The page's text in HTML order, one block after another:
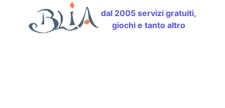
dal 2005 servizi gratuiti,
giochi e tanto altro